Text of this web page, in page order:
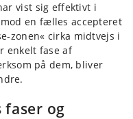
vist sig effektivt i
en fælles accepteret
zonen« cirka midtvejs i
enkelt fase af
på dem, bliver
faser og